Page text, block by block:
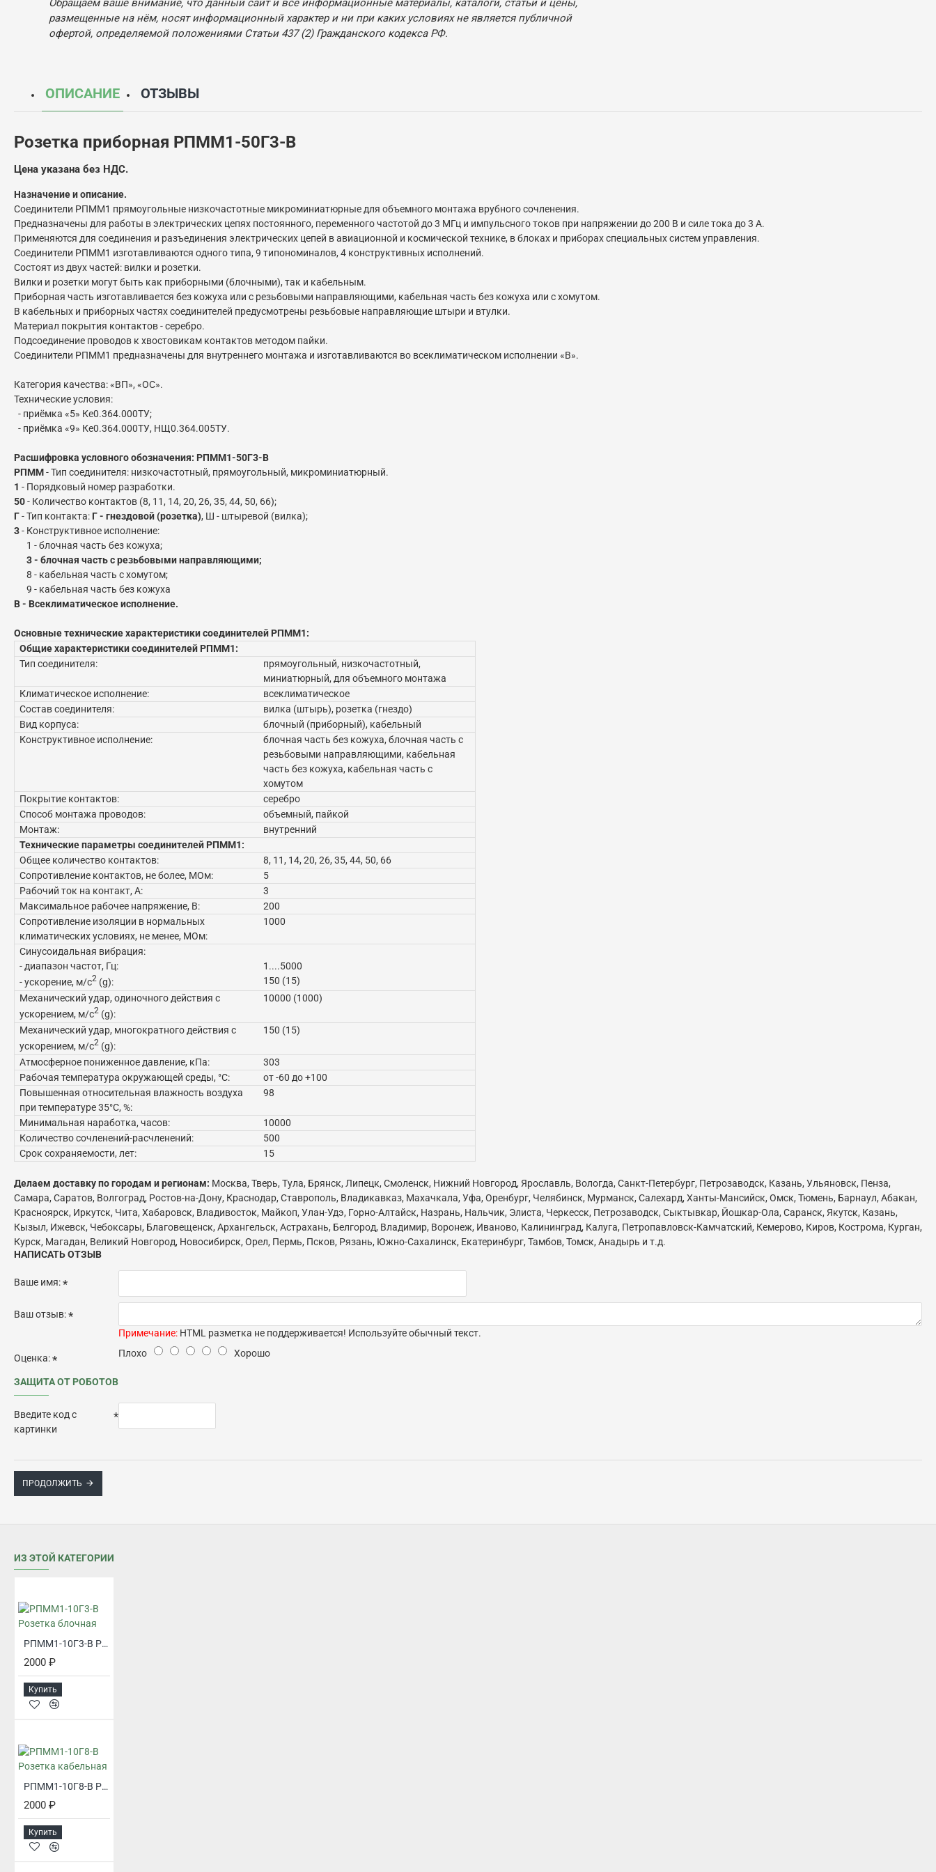
Обращаем ваше внимание, что данный сайт и все информационные материалы, каталоги, статьи и цены,
размещенные на нём, носят информационный характер и ни при каких условиях не является публичной
офертой, определяемой положениями Статьи 437 (2) Гражданского кодекса РФ.
ОПИСАНИЕ ОТЗЫВЫ
Розетка приборная РПММ1-50Г3-В
Цена указана без НДС.
Назначение и описание.
Соединители РПММ1 прямоугольные низкочастотные микроминиатюрные для объемного монтажа врубного сочленения.
Предназначены для работы в электрических цепях постоянного, переменного частотой до 3 МГц и импульсного токов при напряжении до 200 В и силе тока до 3 А.
Применяются для соединения и разъединения электрических цепей в авиационной и космической технике, в блоках и приборах специальных систем управления.
Соединители РПММ1 изготавливаются одного типа, 9 типономиналов, 4 конструктивных исполнений.
Состоят из двух частей: вилки и розетки.
Вилки и розетки могут быть как приборными (блочными), так и кабельным.
Приборная часть изготавливается без кожуха или с резьбовыми направляющими, кабельная часть без кожуха или с хомутом.
В кабельных и приборных частях соединителей предусмотрены резьбовые направляющие штыри и втулки.
Материал покрытия контактов - серебро.
Подсоединение проводов к хвостовикам контактов методом пайки.
Соединители РПММ1 предназначены для внутреннего монтажа и изготавливаются во всеклиматическом исполнении «В».
Категория качества: «ВП», «ОС».
Технические условия:
- приёмка «5» Ке0.364.000ТУ;
- приёмка «9» Ке0.364.000ТУ, НЩ0.364.005ТУ.
Расшифровка условного обозначения: РПММ1-50Г3-В
РПММ- Тип соединителя: низкочастотный, прямоугольный, микроминиатюрный.
1 - Порядковый номер разработки.
50- Количество контактов (8, 11, 14, 20, 26, 35, 44, 50, 66);
Г- Тип контакта: Г - гнездовой (розетка), Ш - штыревой (вилка);
3- Конструктивное исполнение:
1 - блочная часть без кожуха;
3 - блочная часть с резьбовыми направляющими;
8 - кабельная часть с хомутом;
9 - кабельная часть без кожуха
В - Всеклиматическое исполнение.
Основные технические характеристики соединителей РПММ1:
Общие характеристики соединителей РПММ1:
Тип соединителя:
прямоугольный, низкочастотный,
миниатюрный, для объемного монтажа
Климатическое исполнение:
всеклиматическое
Состав соединителя:
вилка (штырь), розетка (гнездо)
Вид корпуса:
блочный (приборный), кабельный
Конструктивное исполнение:
блочная часть без кожуха, блочная часть с
резьбовыми направляющими, кабельная
часть без кожуха, кабельная часть с
хомутом
Покрытие контактов:
серебро
Способ монтажа проводов:
объемный, пайкой
Монтаж:
внутренний
Технические параметры соединителей РПММ1:
Общее количество контактов:
8, 11, 14, 20, 26, 35, 44, 50, 66
Сопротивление контактов, не более, МОм:
5
Рабочий ток на контакт, А:
3
Максимальное рабочее напряжение, В:
200
Сопротивление изоляции в нормальных
климатических условиях, не менее, МОм:
1000
Синусоидальная вибрация:
- диапазон частот, Гц:
- ускорение, м/с2 (g):
1....5000
150 (15)
Механический удар, одиночного действия с
ускорением, м/с2 (g):
10000 (1000)
Механический удар, многократного действия с
ускорением, м/с2 (g):
150 (15)
Атмосферное пониженное давление, кПа:
303
Рабочая температура окружающей среды, °C:
от -60 до +100
Повышенная относительная влажность воздуха
при температуре 35°C, %:
98
Минимальная наработка, часов:
10000
Количество сочленений-расчленений:
500
Срок сохраняемости, лет:
15
Делаем доставку по городам и регионам: Москва, Тверь, Тула, Брянск, Липецк, Смоленск, Нижний Новгород, Ярославль, Вологда, Санкт-Петербург, Петрозаводск, Казань, Ульяновск, Пенза,
Самара, Саратов, Волгоград, Ростов-на-Дону, Краснодар, Ставрополь, Владикавказ, Махачкала, Уфа, Оренбург, Челябинск, Мурманск, Салехард, Ханты-Мансийск, Омск, Тюмень, Барнаул, Абакан,
Красноярск, Иркутск, Чита, Хабаровск, Владивосток, Майкоп, Улан-Удэ, Горно-Алтайск, Назрань, Нальчик, Элиста, Черкесск, Петрозаводск, Сыктывкар, Йошкар-Ола, Саранск, Якутск, Казань,
Кызыл, Ижевск, Чебоксары, Благовещенск, Архангельск, Астрахань, Белгород, Владимир, Воронеж, Иваново, Калининград, Калуга, Петропавловск-Камчатский, Кемерово, Киров, Кострома, Курган,
Курск, Магадан, Великий Новгород, Новосибирск, Орел, Пермь, Псков, Рязань, Южно-Сахалинск, Екатеринбург, Тамбов, Томск, Анадырь и т.д.
НАПИСАТЬ ОТЗЫВ
Ваше имя:
Ваш отзыв:
Примечание: HTML разметка не поддерживается! Используйте обычный текст.
Оценка: Плохо Хорошо
ЗАЩИТА ОТ РОБОТОВ
Введите код с
картинки
ПРОДОЛЖИТЬ
ИЗ ЭТОЙ КАТЕГОРИИ
РПММ1-10Г3-В Розетка блочная
2000 ₽
Купить
РПММ1-10Г8-В Розетка кабельная
2000 ₽
Купить